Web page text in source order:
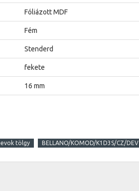
Fóliázott MDF
Fém
Stenderd
fekete
16 mm
tölgy BELLANO/KOMOD/K1D3S/CZ/DEV